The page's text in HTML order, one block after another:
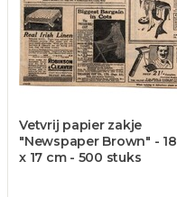
Vetvrij papier zakje
"Newspaper Brown" - 18
x 17 cm - 500 stuks